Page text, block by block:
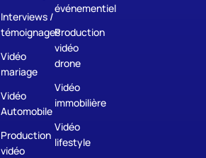
Interviews /
témoignages
Vidéo
mariage
Vidéo
Automobile
Production
vidéo
événementiel
Production
vidéo
drone
Vidéo
immobilière
Vidéo
lifestyle